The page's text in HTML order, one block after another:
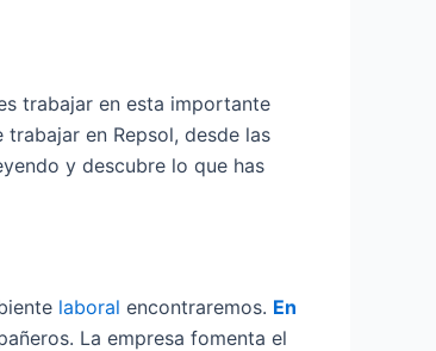
trabajar en esta importante
en Repsol, desde las
y descubre lo que has
laboral encontraremos. En
La empresa fomenta el